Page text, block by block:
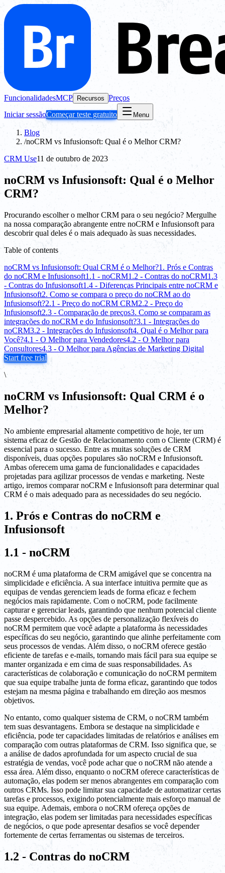
FuncionalidadesMCP Recursos Preços
Iniciar sessãoComeçar teste gratuito Menu
Blog
/noCRM vs Infusionsoft: Qual é o Melhor CRM?
CRM Use11 de outubro de 2023
noCRM vs Infusionsoft: Qual é o Melhor
CRM?
Procurando escolher o melhor CRM para o seu negócio? Mergulhe
na nossa comparação abrangente entre noCRM e Infusionsoft para
descobrir qual deles é o mais adequado às suas necessidades.
Table of contents
noCRM vs Infusionsoft: Qual CRM é o Melhor?1. Prós e Contras
do noCRM e Infusionsoft1.1 - noCRM1.2 - Contras do noCRM1.3
- Contras do Infusionsoft1.4 - Diferenças Principais entre noCRM e
Infusionsoft2. Como se compara o preço do noCRM ao do
Infusionsoft?2.1 - Preço do noCRM CRM2.2 - Preço do
Infusionsoft2.3 - Comparação de preços3. Como se comparam as
integrações do noCRM e do Infusionsoft?3.1 - Integrações do
noCRM3.2 - Integrações do Infusionsoft4. Qual é o Melhor para
Você?4.1 - O Melhor para Vendedores4.2 - O Melhor para
Consultores4.3 - O Melhor para Agências de Marketing Digital
Start free trial
\
noCRM vs Infusionsoft: Qual CRM é o
Melhor?
No ambiente empresarial altamente competitivo de hoje, ter um
sistema eficaz de Gestão de Relacionamento com o Cliente (CRM) é
essencial para o sucesso. Entre as muitas soluções de CRM
disponíveis, duas opções populares são noCRM e Infusionsoft.
Ambas oferecem uma gama de funcionalidades e capacidades
projetadas para agilizar processos de vendas e marketing. Neste
artigo, iremos comparar noCRM e Infusionsoft para determinar qual
CRM é o mais adequado para as necessidades do seu negócio.
1. Prós e Contras do noCRM e
Infusionsoft
1.1 - noCRM
noCRM é uma plataforma de CRM amigável que se concentra na
simplicidade e eficiência. A sua interface intuitiva permite que as
equipas de vendas gerenciem leads de forma eficaz e fechem
negócios mais rapidamente. Com o noCRM, pode facilmente
capturar e gerenciar leads, garantindo que nenhum potencial cliente
passe despercebido. As opções de personalização flexíveis do
noCRM permitem que você adapte a plataforma às necessidades
específicas do seu negócio, garantindo que alinhe perfeitamente com
seus processos de vendas. Além disso, o noCRM oferece gestão
eficiente de tarefas e e-mails, tornando mais fácil para sua equipe se
manter organizada e em cima de suas responsabilidades. As
características de colaboração e comunicação do noCRM permitem
que sua equipe trabalhe junta de forma eficaz, garantindo que todos
estejam na mesma página e trabalhando em direção aos mesmos
objetivos.
No entanto, como qualquer sistema de CRM, o noCRM também
tem suas desvantagens. Embora se destaque na simplicidade e
eficiência, pode ter capacidades limitadas de relatórios e análises em
comparação com outras plataformas de CRM. Isso significa que, se
a análise de dados aprofundada for um aspecto crucial de sua
estratégia de vendas, você pode achar que o noCRM não atende a
essa área. Além disso, enquanto o noCRM oferece características de
automação, elas podem ser menos abrangentes em comparação com
outros CRMs. Isso pode limitar sua capacidade de automatizar certas
tarefas e processos, exigindo potencialmente mais esforço manual de
sua equipe. Ademais, embora o noCRM ofereça opções de
integração, elas podem ser limitadas para necessidades específicas
de negócios, o que pode apresentar desafios se você depender
fortemente de certas ferramentas ou sistemas de terceiros.
1.2 - Contras do noCRM